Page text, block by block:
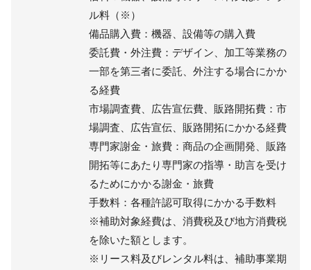
ル料（※）
備品購入費：機器、設備等の購入費
委託費・外注費：デザイン、加工等業務の
一部を第三者に委託、外注する場合にかか
る経費
市場調査費、広告宣伝費、販路開拓費：市
場調査、広告宣伝、販路開拓にかかる経費
専門家謝金・旅費：商品の企画開発、販路
開拓等にあたり専門家の指導・助言を受け
るためにかかる謝金・旅費
手数料：各種許認可取得にかかる手数料
※補助対象経費は、消費税及び地方消費税
を除いた額とします。
※リース料及びレンタル料は、補助事業期